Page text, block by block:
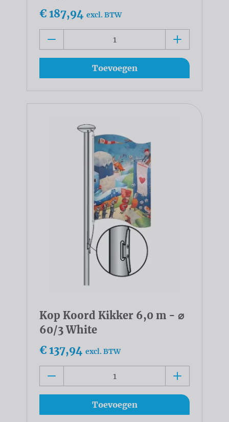
€ 187,94 excl. BTW
Toevoegen
Kop Koord Kikker 6,0 m - ⌀
60/3 White
€ 137,94 excl. BTW
Toevoegen